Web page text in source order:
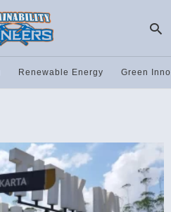
Renewable Energy Green